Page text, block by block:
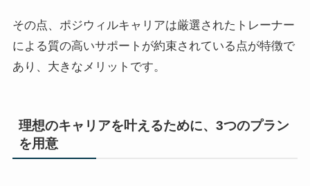
その点、ポジウィルキャリアは厳選されたトレーナー
による質の高いサポートが約束されている点が特徴で
あり、大きなメリットです。
理想のキャリアを叶えるために、3つのプラン
を用意